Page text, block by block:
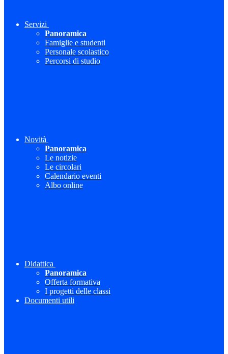
Servizi
Panoramica
Famiglie e studenti
Personale scolastico
Percorsi di studio
Novità
Panoramica
Le notizie
Le circolari
Calendario eventi
Albo online
Didattica
Panoramica
Offerta formativa
I progetti delle classi
Documenti utili